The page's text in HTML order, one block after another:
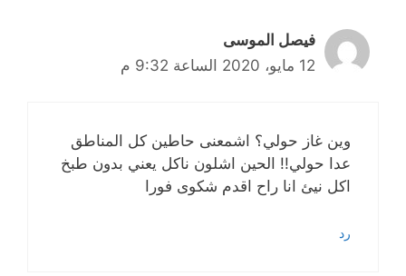
فيصل الموسى
12 مايو، 2020 الساعة 9:32 م
وين غاز حولي؟ اشمعنى حاطين كل المناطق
عدا حولي!! الحين اشلون ناكل يعني بدون طبخ
اكل نيئ انا راح اقدم شكوى فورا
رد